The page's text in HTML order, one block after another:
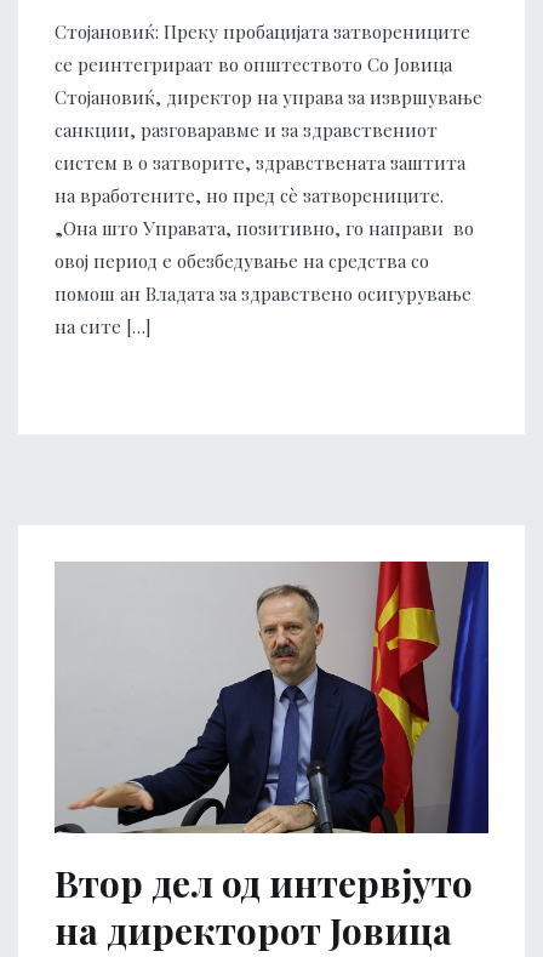
Стојановиќ: Преку пробацијата затворениците
се реинтегрираат во општеството Со Јовица
Стојановиќ, директор на управа за извршување
санкции, разговаравме и за здравствениот
систем в о затворите, здравствената заштита
на вработените, но пред сѐ затворениците.
„Она што Управата, позитивно, го направи во
овој период е обезбедување на средства со
помош ан Владата за здравствено осигурување
на сите […]
Втор дел од интервјуто
на директорот Јовица